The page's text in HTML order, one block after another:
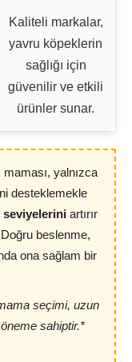
Kaliteli markalar,
yavru köpeklerin
sağlığı için
güvenilir ve etkili
ürünler sunar.
yalnızca
desteklemekle
seviyelerini artırır
beslenme,
ona sağlam bir
seçimi, uzun
sahiptir.*